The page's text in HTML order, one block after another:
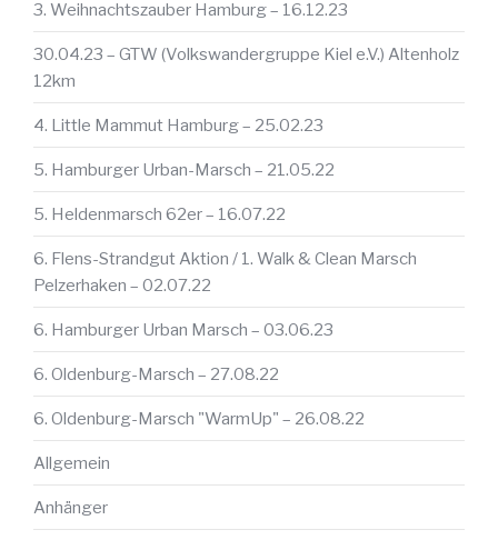
3. Weihnachtszauber Hamburg – 16.12.23
30.04.23 – GTW (Volkswandergruppe Kiel e.V.) Altenholz
12km
4. Little Mammut Hamburg – 25.02.23
5. Hamburger Urban-Marsch – 21.05.22
5. Heldenmarsch 62er – 16.07.22
6. Flens-Strandgut Aktion / 1. Walk & Clean Marsch
Pelzerhaken – 02.07.22
6. Hamburger Urban Marsch – 03.06.23
6. Oldenburg-Marsch – 27.08.22
6. Oldenburg-Marsch "WarmUp" – 26.08.22
Allgemein
Anhänger